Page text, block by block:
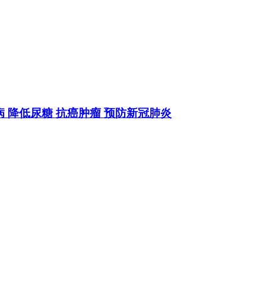
降低尿糖 抗癌肿瘤 预防新冠肺炎